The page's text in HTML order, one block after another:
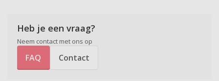
Heb je een vraag?
Neem contact met ons op
FAQ Contact